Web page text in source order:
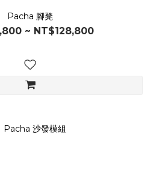
Pacha 腳凳
~ NT$128,800